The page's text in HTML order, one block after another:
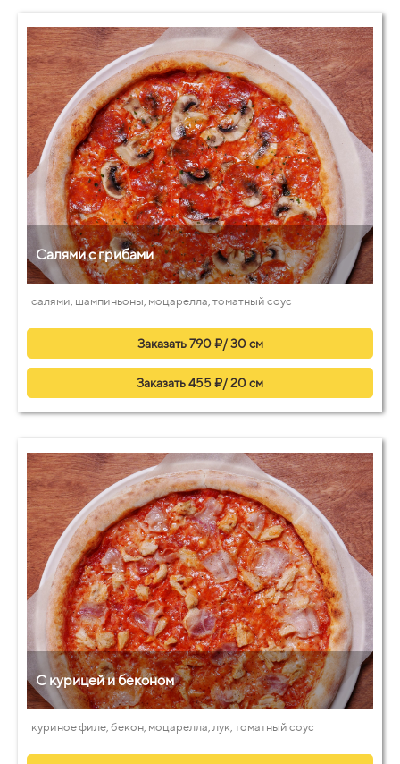
Салями с грибами
салями, шампиньоны, моцарелла, томатный соус
Заказать 790 ₽/ 30 см
Заказать 455 ₽/ 20 см
С курицей и беконом
куриное филе, бекон, моцарелла, лук, томатный соус